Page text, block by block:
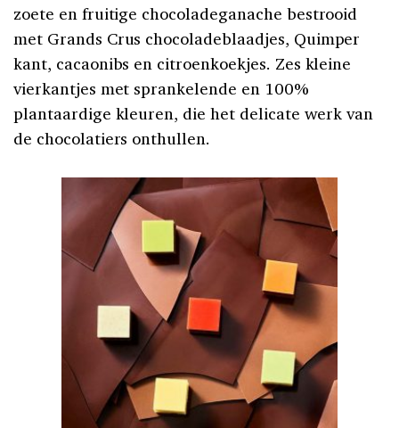
zoete en fruitige chocoladeganache bestrooid
met Grands Crus chocoladeblaadjes, Quimper
kant, cacaonibs en citroenkoekjes. Zes kleine
vierkantjes met sprankelende en 100%
plantaardige kleuren, die het delicate werk van
de chocolatiers onthullen.